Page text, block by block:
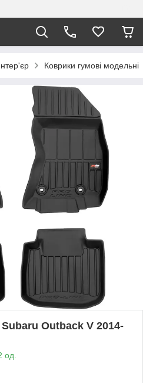
Коврики гумові модельні
Outback V 2014-
од.